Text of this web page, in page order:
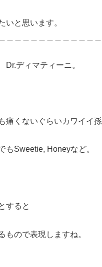
いと思います。
ディマティーニ。
痛くないぐらいカワイイ孫
もSweetie, Honeyなど。
すると
もので表現しますね。